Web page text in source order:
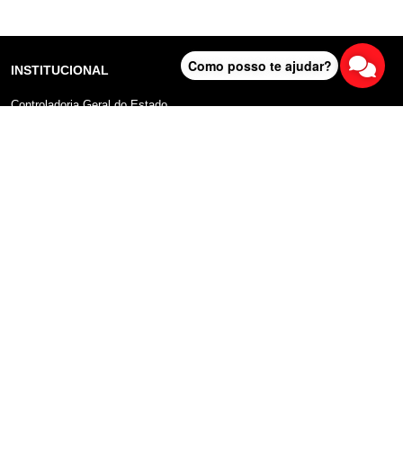
INSTITUCIONAL
Controladoria Geral do Estado
Como posso te ajudar?